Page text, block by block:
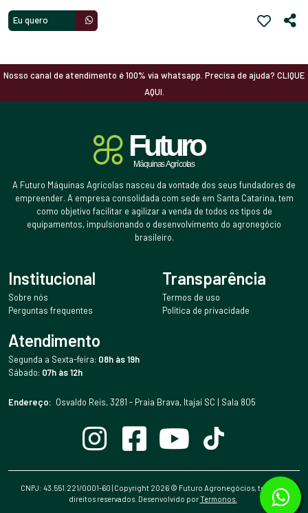
Eu quero
Nosso canal de atendimento é 100% via whatsapp. Precisa de ajuda? CLIQUE
AQUI.
A Futuro Máquinas Agrícolas nasceu da vontade dos seus fundadores de
empreender. A empresa consolidada com sede em Santa Catarina, tem
como objetivo facilitar e agilizar a venda de todos os tipos de
equipamentos, impulsionando o desenvolvimento do agronegócio
brasileiro.
Institucional
Sobre nós
Perguntas frequentes
Transparência
Termos de uso
Política de privacidade
Atendimento
Segunda a Sexta-feira: 08h às 19h
Sábado: 07h às 12h
Endereço: Osvaldo Reis, 3281 - Praia Brava, Itajaí SC | Sala 805
CNPJ: 43.551.221/0001-60 | Copyright 2026© Futuro Agronegócios, todos os
direitos reservados. Desenvolvido por Termonos.